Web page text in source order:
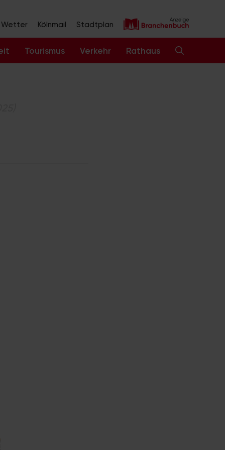
Wetter Kölnmail Stadtplan
Tourismus Verkehr Rathaus